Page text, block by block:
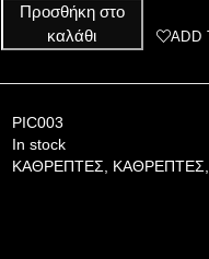
Προσθήκη στο
καλάθι
ADD
PIC003
In stock
ΚΑΘΡΕΠΤΕΣ ΚΑΘΡΕΠΤΕΣ